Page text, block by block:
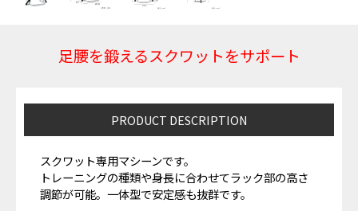
足腰を鍛えるスクワットをサポート
PRODUCT DESCRIPTION
スクワット専用マシーンです。
トレーニングの種類や身長に合わせてラック部の高さ
調節が可能。一体型で安定感も抜群です。